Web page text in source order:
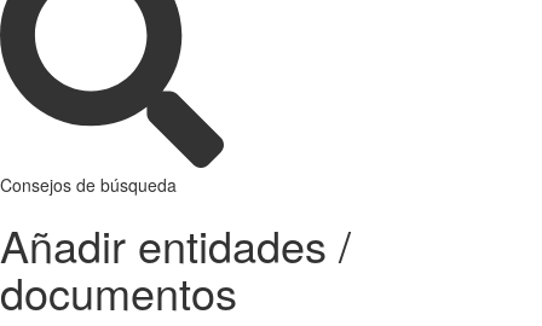
Consejos de búsqueda
Añadir entidades /
documentos